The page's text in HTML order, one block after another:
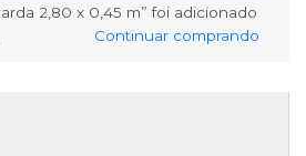
2,80 x 0,45 m” foi adicionado
Continuar comprando